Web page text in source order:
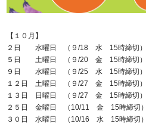
【１０月】
２日 水曜日 （９/18 水 15時締切）
５日 土曜日 （９/20 金 15時締切）
９日 水曜日 （９/25 水 15時締切）
１２日 土曜日 （９/27 金 15時締切）
１３日 日曜日 （９/27 金 15時締切）
２５日 金曜日 （10/11 金 15時締切）
３０日 水曜日 （10/16 水 15時締切）